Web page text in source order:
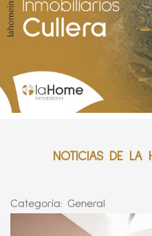
NOTICIAS DE LA
Categoría: General